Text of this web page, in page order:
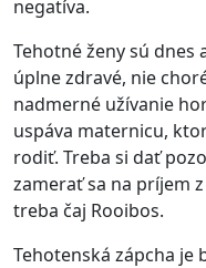
negatíva.
Tehotné ženy sú dnes
úplne zdravé, nie
nadmerné užívanie
uspáva maternicu,
rodiť. Treba si dať
zamerať sa na príjem
treba čaj Rooibos.
Tehotenská zápcha je